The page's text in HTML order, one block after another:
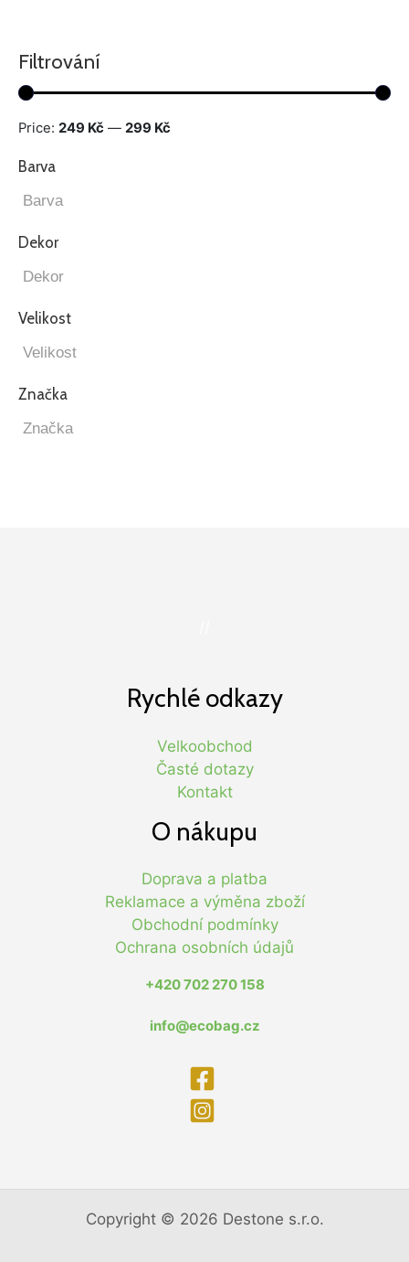
Filtrování
Price: 249 Kč — 299 Kč
Barva
Dekor
Velikost
Značka
Rychlé odkazy
Velkoobchod
Časté dotazy
Kontakt
O nákupu
Doprava a platba
Reklamace a výměna zboží
Obchodní podmínky
Ochrana osobních údajů
+420 702 270 158
info@ecobag.cz
Copyright © 2026 Destone s.r.o.